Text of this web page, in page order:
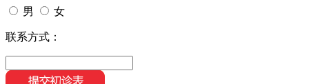
男 女
联系方式：